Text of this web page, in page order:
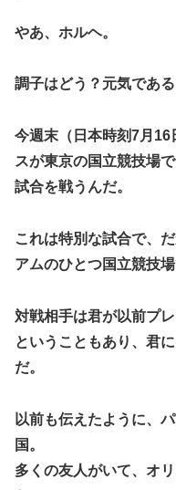
やあ、ホルヘ。
調子はどう？元気である
今週末（日本時刻7月
スが東京の国立競技場
試合を戦うんだ。
これは特別な試合で、
アムのひとつ国立競技
対戦相手は君が以前プ
ということもあり、君
だ。
以前も伝えたように、
国。
多くの友人がいて、オ